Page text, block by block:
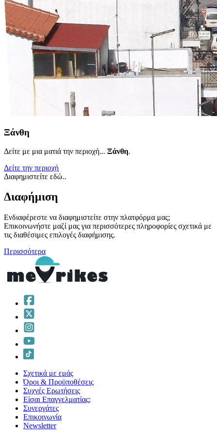
Ξάνθη
Δείτε με μια ματιά την περιοχή... Ξάνθη.
Δείτε την περιοχή
Διαφημιστείτε εδώ..
Διαφήμιση
Ενδιαφέρεστε να διαφημιστείτε στην πλατφόρμα μας;
Επικοινωνήστε μαζί μας για περισσότερες πληροφορίες σχετικά με
τις διαθέσιμες επιλογές διαφήμισης.
Περισσότερα
Σχετικά με εμάς
Όροι & Προϋποθέσεις
Συχνές Ερωτήσεις
Είσαι Επαγγελματίας;
Συνεργάτες
Επικοινωνία
Νewsletter